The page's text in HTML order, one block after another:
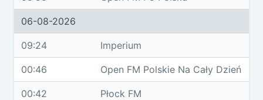
06-08-2026
09:24 Imperium
00:46 Open FM Polskie Na Cały Dzień
00:42 Płock FM